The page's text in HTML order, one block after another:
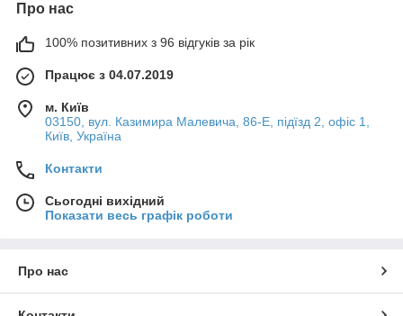
Про нас
100% позитивних з 96 відгуків за рік
Працює з 04.07.2019
м. Київ
03150, вул. Казимира Малевича, 86-Е, підїзд 2, офіс 1,
Київ, Україна
Контакти
Сьогодні вихідний
Показати весь графік роботи
Про нас